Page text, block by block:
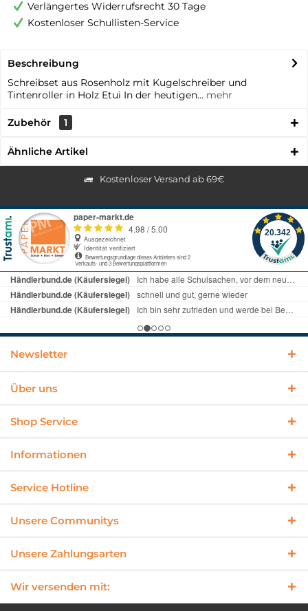
Verlängertes Widerrufsrecht 30 Tage
Kostenloser Schullisten-Service
Beschreibung
Schreibset aus Rosenholz mit Kugelschreiber und
Tintenroller in Holz Etui In der heutigen... mehr
Zubehör 1
Ähnliche Artikel
Kostenloser Versand ab 69€
Newsletter
Über uns
Shop Service
Informationen
Service Hotline
Unsere Communitys
Unsere Zahlungsarten
Wir versenden mit: